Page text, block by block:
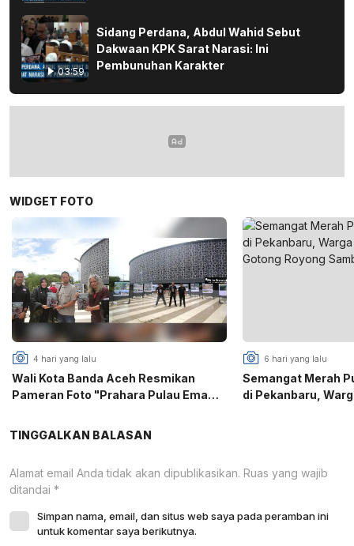
03:59
Sidang Perdana, Abdul Wahid Sebut
Dakwaan KPK Sarat Narasi: Ini
Pembunuhan Karakter
WIDGET FOTO
4 hari yang lalu
Wali Kota Banda Aceh Resmikan
Pameran Foto "Prahara Pulau Emas",
Bencana
6 hari yang lalu
Semangat Merah
di Pekanbaru,
TINGGALKAN BALASAN
Alamat email Anda tidak akan dipublikasikan. Ruas yang wajib
ditandai *
Simpan nama, email, dan situs web saya pada peramban ini
untuk komentar saya berikutnya.